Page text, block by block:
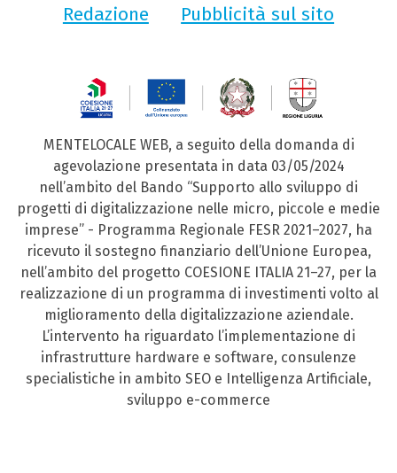
Redazione
Pubblicità sul sito
MENTELOCALE WEB, a seguito della domanda di
agevolazione presentata in data 03/05/2024
nell’ambito del Bando “Supporto allo sviluppo di
progetti di digitalizzazione nelle micro, piccole e medie
imprese” - Programma Regionale FESR 2021–2027, ha
ricevuto il sostegno finanziario dell’Unione Europea,
nell’ambito del progetto COESIONE ITALIA 21–27, per la
realizzazione di un programma di investimenti volto al
miglioramento della digitalizzazione aziendale.
L’intervento ha riguardato l’implementazione di
infrastrutture hardware e software, consulenze
specialistiche in ambito SEO e Intelligenza Artificiale,
sviluppo e-commerce